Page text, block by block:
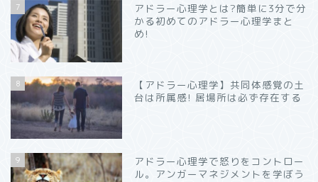
7
アドラー心理学とは?簡単に3分で分
かる初めてのアドラー心理学まと
め!
8
【アドラー心理学】共同体感覚の土
台は所属感! 居場所は必ず存在する
9
アドラー心理学で怒りをコントロー
ル。アンガーマネジメントを学ぼう